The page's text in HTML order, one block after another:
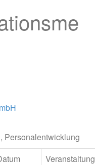
Personalentwicklung